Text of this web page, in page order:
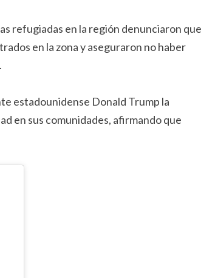
refugiadas en la región denunciaron que
en la zona y aseguraron no haber
estadounidense Donald Trump la
en sus comunidades, afirmando que